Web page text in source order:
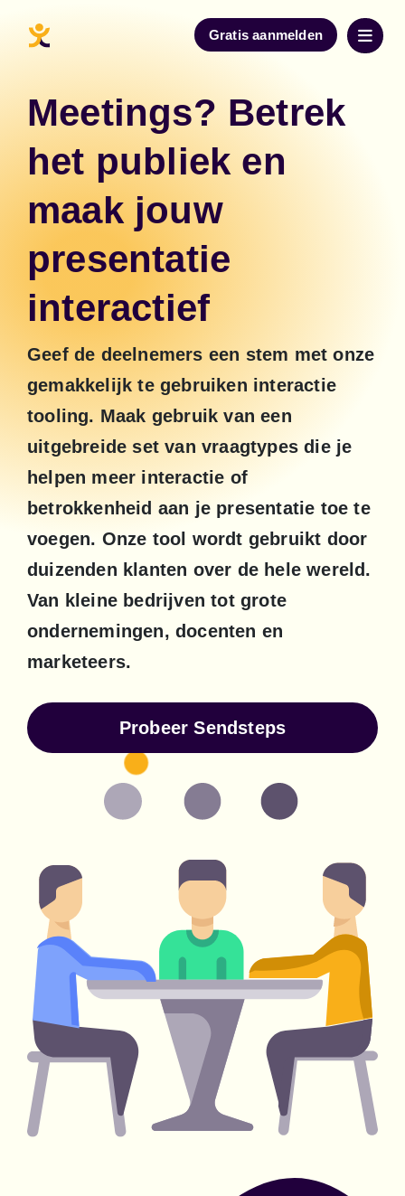
Gratis aanmelden
Meetings? Betrek
het publiek en
maak jouw
presentatie
interactief
Geef de deelnemers een stem met onze
gemakkelijk te gebruiken interactie
tooling. Maak gebruik van een
uitgebreide set van vraagtypes die je
helpen meer interactie of
betrokkenheid aan je presentatie toe te
voegen. Onze tool wordt gebruikt door
duizenden klanten over de hele wereld.
Van kleine bedrijven tot grote
ondernemingen, docenten en
marketeers.
Probeer Sendsteps